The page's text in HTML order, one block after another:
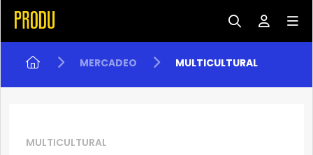
MERCADEO MULTICULTURAL
MULTICULTURAL